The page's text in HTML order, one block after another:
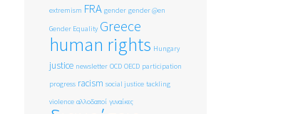
extremism FRA gender gender @en
Gender Equality Greece
human rights Hungary
justice newsletter OCD OECD participation
progress racism social justice tackling
violence αλλοδαποί γυναίκες